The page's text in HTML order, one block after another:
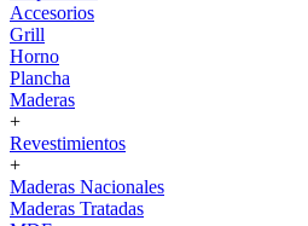
Accesorios
Grill
Horno
Plancha
Maderas
+
Revestimientos
+
Maderas Nacionales
Maderas Tratadas